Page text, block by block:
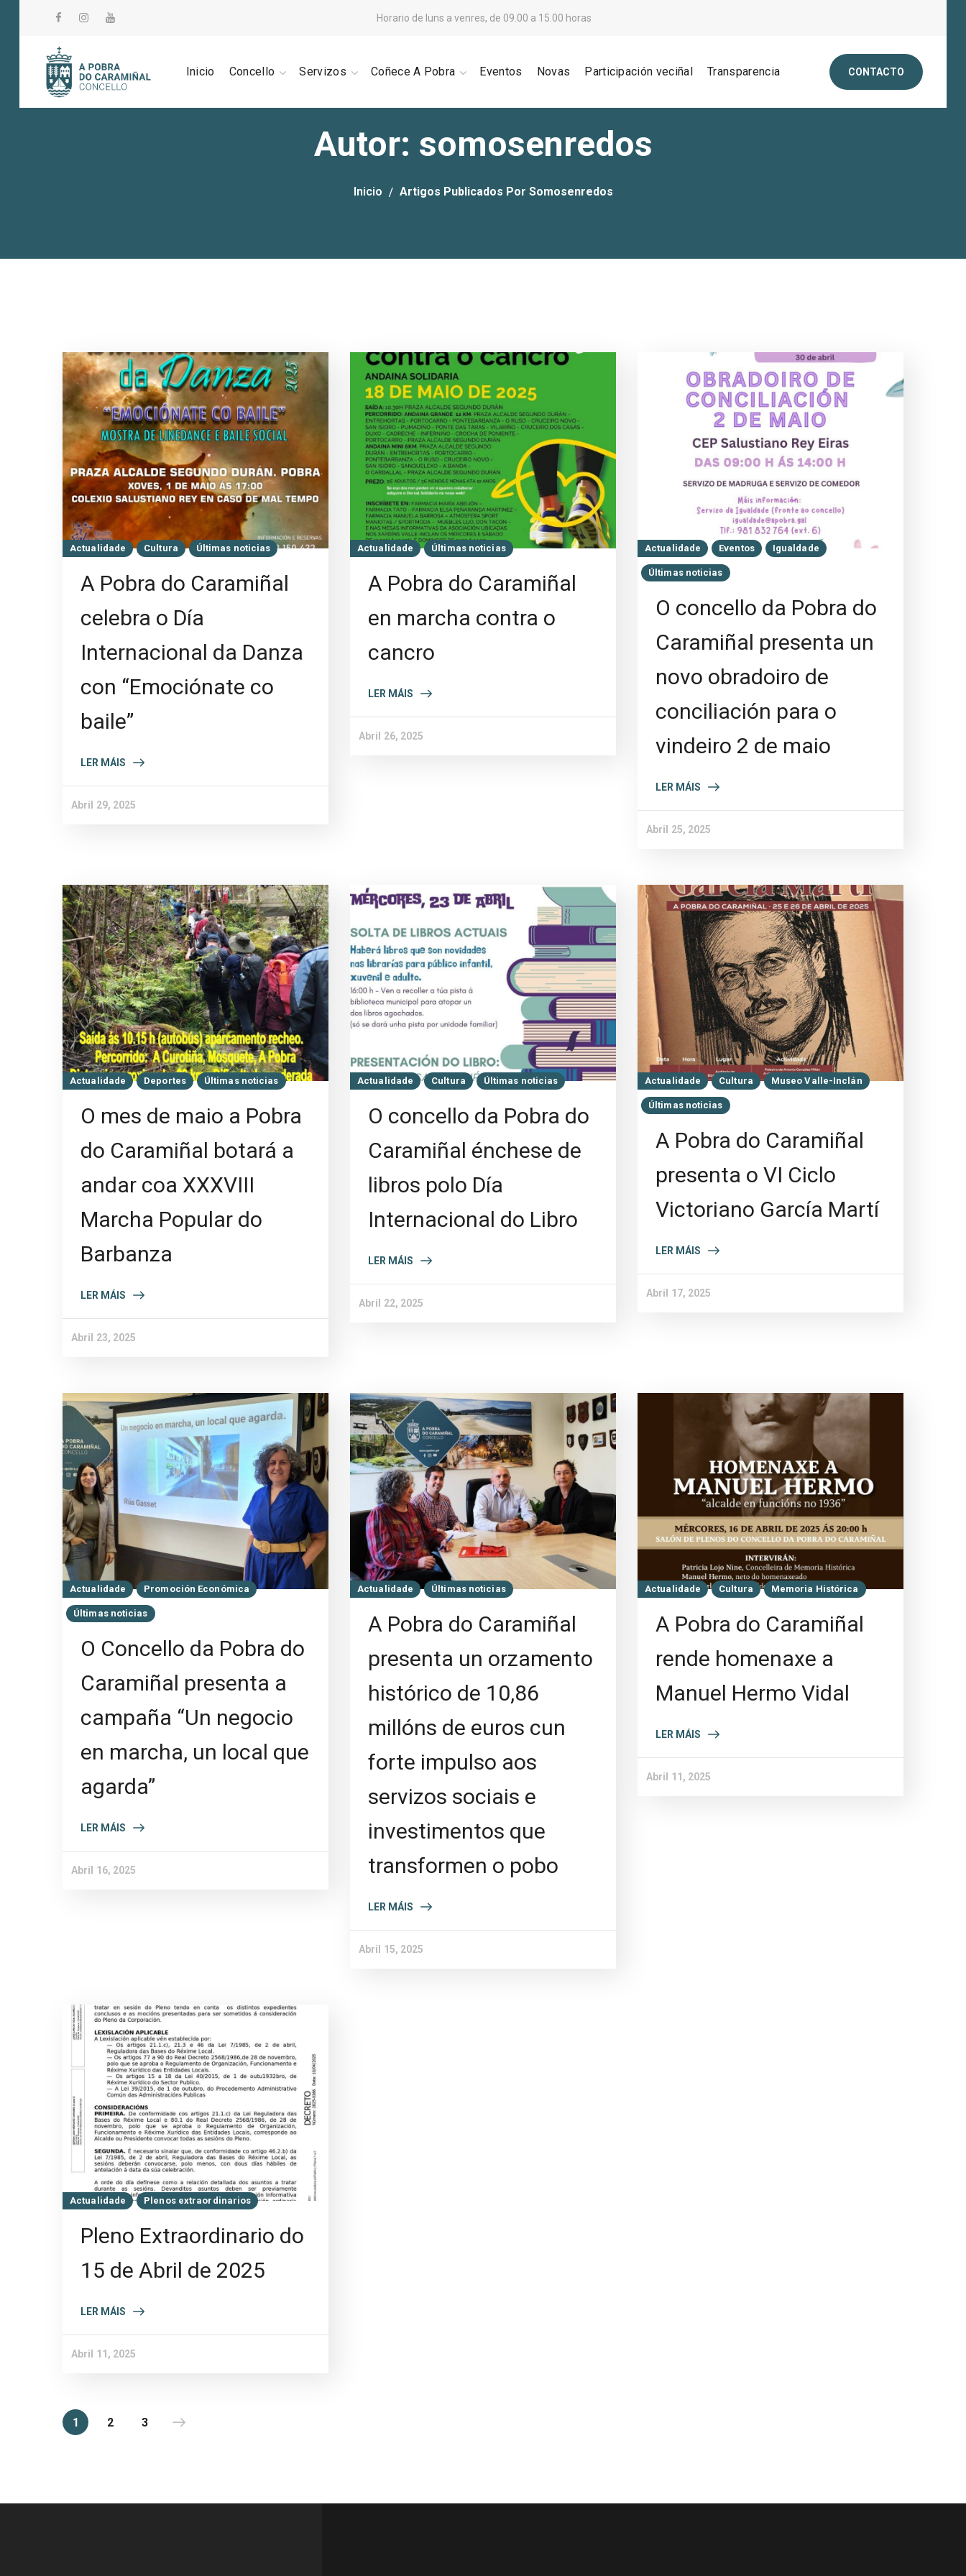
Horario de luns a venres, de 09.00 a 15.00 horas
Inicio Concello Servizos Coñece A Pobra Eventos Novas Participación veciñal Transparencia CONTACTO
Autor: somosenredos
Inicio Artigos Publicados Por Somosenredos
Actualidade Cultura Últimas noticias
A Pobra do Caramiñal
celebra o Día
Internacional da Danza
con “Emociónate co
baile”
LER MÁIS
Abril 29, 2025
Actualidade Últimas noticias
A Pobra do Caramiñal
en marcha contra o
cancro
LER MÁIS
Abril 26, 2025
Actualidade Eventos Igualdade
Últimas noticias
O concello da Pobra do
Caramiñal presenta un
novo obradoiro de
conciliación para o
vindeiro 2 de maio
LER MÁIS
Abril 25, 2025
Actualidade Deportes Últimas noticias
O mes de maio a Pobra
do Caramiñal botará a
andar coa XXXVIII
Marcha Popular do
Barbanza
LER MÁIS
Abril 23, 2025
Actualidade Cultura Últimas noticias
O concello da Pobra do
Caramiñal énchese de
libros polo Día
Internacional do Libro
LER MÁIS
Abril 22, 2025
Actualidade Cultura Museo Valle-Inclán
Últimas noticias
A Pobra do Caramiñal
presenta o VI Ciclo
Victoriano García Martí
LER MÁIS
Abril 17, 2025
Actualidade Promoción Económica
Últimas noticias
O Concello da Pobra do
Caramiñal presenta a
campaña “Un negocio
en marcha, un local que
agarda”
LER MÁIS
Abril 16, 2025
Actualidade Últimas noticias
A Pobra do Caramiñal
presenta un orzamento
histórico de 10,86
millóns de euros cun
forte impulso aos
servizos sociais e
investimentos que
transformen o pobo
LER MÁIS
Abril 15, 2025
Actualidade Cultura Memoria Histórica
A Pobra do Caramiñal
rende homenaxe a
Manuel Hermo Vidal
LER MÁIS
Abril 11, 2025
Actualidade Plenos extraordinarios
Pleno Extraordinario do
15 de Abril de 2025
LER MÁIS
Abril 11, 2025
1 2 3